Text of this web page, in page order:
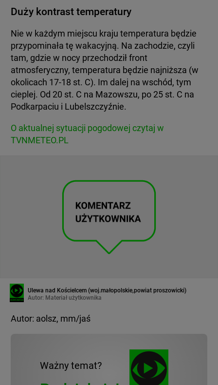
Duży kontrast temperatury
Nie w każdym miejscu kraju temperatura będzie
przypominała tę wakacyjną. Na zachodzie, czyli
tam, gdzie w nocy przechodził front
atmosferyczny, temperatura będzie najniższa (w
okolicach 17-18 st. C). Im dalej na wschód, tym
cieplej. Od 20 st. C na Mazowszu, po 25 st. C na
Podkarpaciu i Lubelszczyźnie.
O aktualnej sytuacji pogodowej czytaj w
TVNMETEO.PL
Ulewa nad Kościelcem (woj.małopolskie,powiat proszowicki)
Autor: Materiał użytkownika
Autor: aolsz, mm/jaś
Ważny temat?